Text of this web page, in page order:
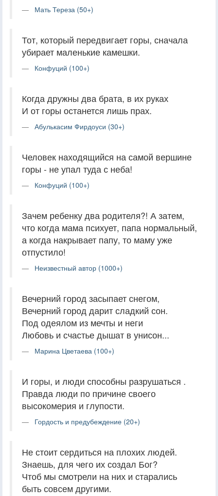
Мать Тереза (50+)
Тот, который передвигает горы, сначала
убирает маленькие камешки.
Конфуций (100+)
Когда дружны два брата, в их руках
И от горы останется лишь прах.
Абулькасим Фирдоуси (30+)
Человек находящийся на самой вершине
горы - не упал туда с неба!
Конфуций (100+)
Зачем ребенку два родителя?! А затем,
что когда мама психует, папа нормальный,
а когда накрывает папу, то маму уже
отпустило!
Неизвестный автор (1000+)
Вечерний город засыпает снегом,
Вечерний город дарит сладкий сон.
Под одеялом из мечты и неги
Любовь и счастье дышат в унисон...
Марина Цветаева (100+)
И горы, и люди способны разрушаться .
Правда люди по причине своего
высокомерия и глупости.
Гордость и предубеждение (20+)
Не стоит сердиться на плохих людей.
Знаешь, для чего их создал Бог?
Чтоб мы смотрели на них и старались
быть совсем другими.